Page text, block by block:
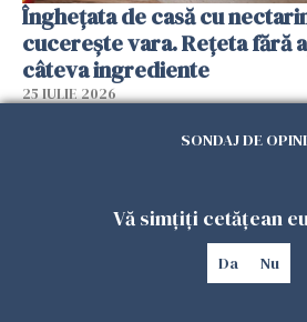
Înghețata de casă cu
cucerește vara. Rețeta fără
câteva ingrediente
25 IULIE 2026
SONDAJ DE
Vă simțiți cetățean
Da Nu